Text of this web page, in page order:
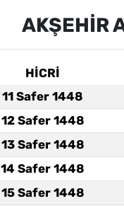
AKŞEHİR
HİCRİ
11 Safer 1448
12 Safer 1448
13 Safer 1448
14 Safer 1448
15 Safer 1448